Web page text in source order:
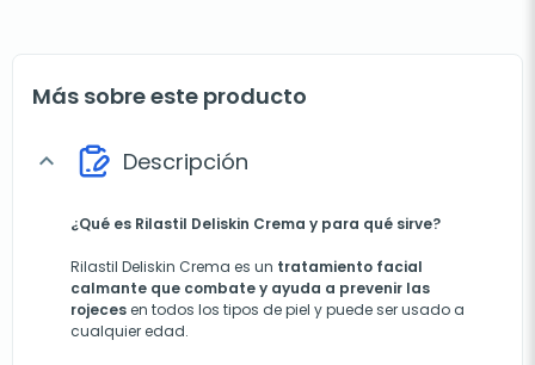
Más sobre este producto
expand_more Descripción
¿Qué es Rilastil Deliskin Crema y para qué sirve?
Rilastil Deliskin Crema es un tratamiento facial
calmante que combate y ayuda a prevenir las
rojecesen todos los tipos de piel y puede ser usado a
cualquier edad.